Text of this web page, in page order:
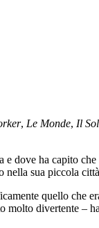
, Le Monde, Il
dove ha capito
nella sua piccola
quello che
molto divertente –